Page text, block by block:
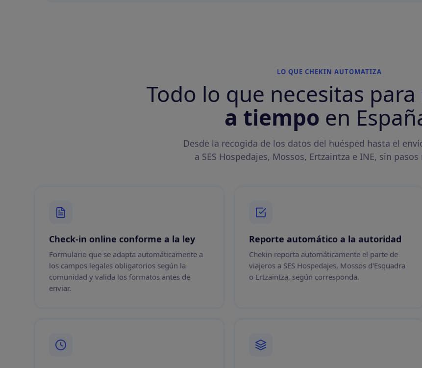
LO QUE CHEKIN AUTOMATIZA
Todo lo que necesitas para
a tiempo en
Desde la recogida de los datos del huésped hasta el
a SES Hospedajes, Mossos, Ertzaintza e INE, sin
Check-in online conforme a la ley
Formulario que se adapta automáticamente a
los campos legales obligatorios según la
comunidad y valida los formatos antes de
enviar.
Reporte automático a la autoridad
Chekin reporta automáticamente el parte de
viajeros a SES Hospedajes, Mossos d'Esquadra
o Ertzaintza, según corresponda.